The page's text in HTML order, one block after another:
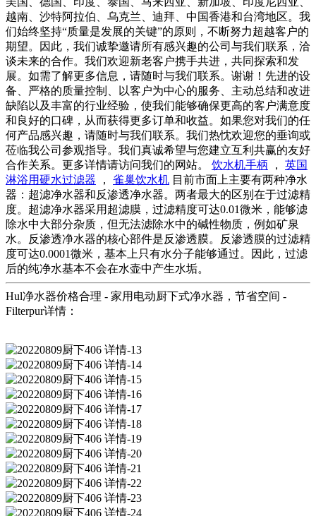
越南、沙特阿拉伯、乌克兰、迪拜、中国香港和台湾地区。我
们始终坚持“质量是发展的关键”的原则，不断努力超越客户的
期望。因此，我们诚挚邀请所有感兴趣的公司与我们联系，洽
谈未来的合作。我们欢迎新老客户携手共进，共同探索和发
展。如需了解更多信息，请随时与我们联系。谢谢！先进的设
备、严格的质量控制、以客户为中心的服务、主动总结和改进
缺陷以及丰富的行业经验，使我们能够确保更高的客户满意度
和良好的口碑，从而获得更多订单和收益。如果您对我们的任
何产品感兴趣，请随时与我们联系。我们热忱欢迎您的垂询或
莅临我公司参观指导。我们真诚希望与您建立互利共赢的友好
合作关系。更多详情请访问我们的网站。 饮水机手柄 ， 英国
淋浴用硬水过滤器 ， 雀巢饮水机 目前市面上主要有两种净水
器：超滤净水器和反渗透净水器。两者最大的区别在于过滤精
度。超滤净水器采用超滤膜，过滤精度可达0.01微米，能够滤
除水中大部分杂质，但无法滤除水中的碱性物质，例如矿泉
水。反渗透净水器的核心部件是反渗透膜。反渗透膜的过滤精
度可达0.0001微米，基本上只有水分子能够通过。因此，过滤
后的纯净水基本不会在水壶中产生水垢。
Hul净水器价格合理 - 家用电动厨下式净水器，节省空间 -
Filterpur详情：